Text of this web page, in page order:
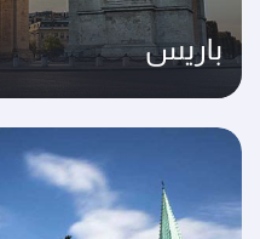
باريس